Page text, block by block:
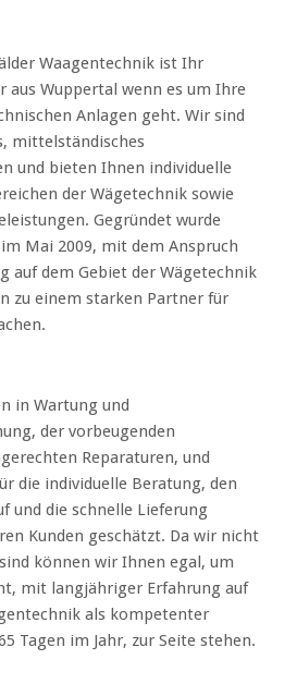
Waagentechnik ist Ihr
Wuppertal wenn es um Ihre
Anlagen geht. Wir sind
mittelständisches
und bieten Ihnen individuelle
der Wägetechnik sowie
Gegründet wurde
Mai 2009, mit dem Anspruch
auf dem Gebiet der Wägetechnik
zu einem starken Partner für
in Wartung und
der vorbeugenden
Reparaturen, und
die individuelle Beratung, den
und die schnelle Lieferung
Kunden geschätzt. Da wir nicht
können wir Ihnen egal, um
mit langjähriger Erfahrung auf
als kompetenter
Tagen im Jahr, zur Seite stehen.